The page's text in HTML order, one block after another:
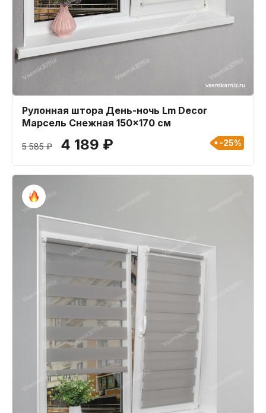
Рулонная штора День-ночь Lm Decor
Марсель Снежная 150x170 см
5 585 ₽ 4 189 ₽ -25%